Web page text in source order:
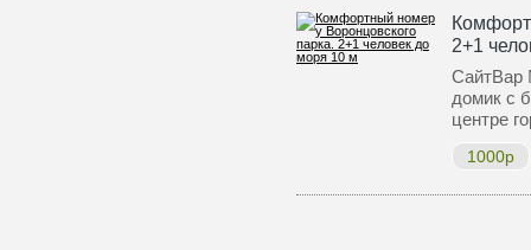
2+1
СайтВар
домик с
центре
1000р